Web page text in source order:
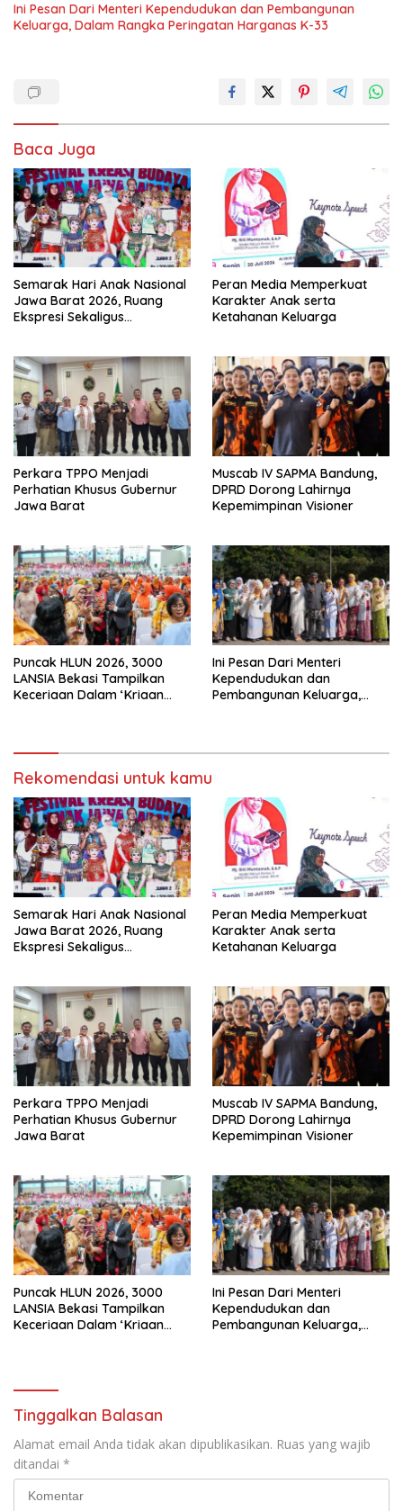
Ini Pesan Dari Menteri Kependudukan dan Pembangunan
Keluarga, Dalam Rangka Peringatan Harganas K-33
Baca Juga
Semarak Hari Anak Nasional
Jawa Barat 2026, Ruang
Ekspresi Sekaligus
Peran Media Memperkuat
Karakter Anak serta
Ketahanan Keluarga
Perkara TPPO Menjadi
Perhatian Khusus Gubernur
Jawa Barat
Muscab IV SAPMA Bandung,
DPRD Dorong Lahirnya
Kepemimpinan Visioner
Puncak HLUN 2026, 3000
LANSIA Bekasi Tampilkan
Keceriaan Dalam ‘Kriaan
Ini Pesan Dari Menteri
Kependudukan dan
Pembangunan Keluarga,
Rekomendasi untuk kamu
Semarak Hari Anak Nasional
Jawa Barat 2026, Ruang
Ekspresi Sekaligus
Peran Media Memperkuat
Karakter Anak serta
Ketahanan Keluarga
Perkara TPPO Menjadi
Perhatian Khusus Gubernur
Jawa Barat
Muscab IV SAPMA Bandung,
DPRD Dorong Lahirnya
Kepemimpinan Visioner
Puncak HLUN 2026, 3000
LANSIA Bekasi Tampilkan
Keceriaan Dalam ‘Kriaan
Ini Pesan Dari Menteri
Kependudukan dan
Pembangunan Keluarga,
Tinggalkan Balasan
Alamat email Anda tidak akan dipublikasikan. Ruas yang wajib
ditandai *